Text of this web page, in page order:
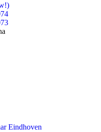
Eindhoven